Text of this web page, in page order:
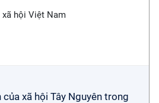
hội Việt Nam
xã hội Tây Nguyên trong